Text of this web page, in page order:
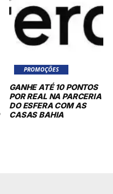
PROMOÇÕES
GANHE ATÉ 10 PONTOS
POR REAL NA PARCERIA
DO ESFERA COM AS
CASAS BAHIA